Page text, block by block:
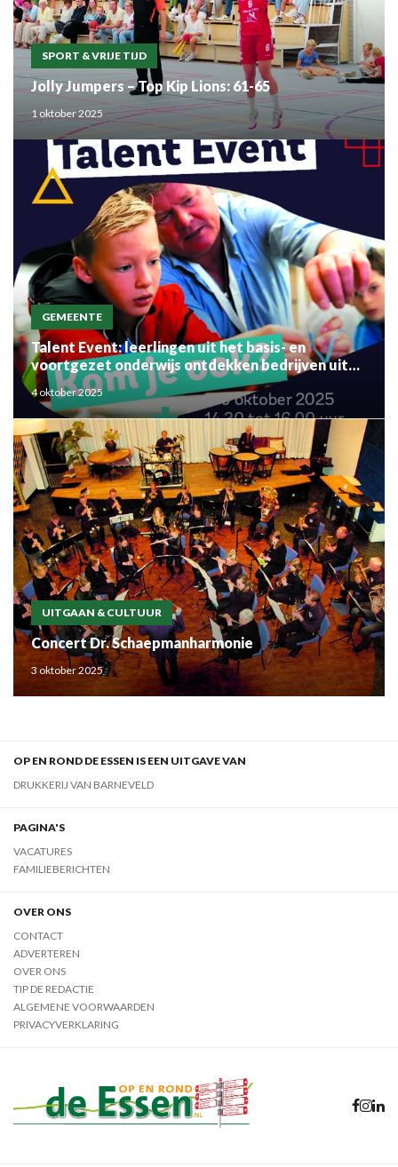
SPORT & VRIJE TIJD
Jolly Jumpers – Top Kip Lions: 61-65
1 oktober 2025
GEMEENTE
Talent Event: leerlingen uit het basis- en
voortgezet onderwijs ontdekken bedrijven uit
de regio
4 oktober 2025
UITGAAN & CULTUUR
Concert Dr. Schaepmanharmonie
3 oktober 2025
OP EN ROND DE ESSEN IS EEN UITGAVE VAN
DRUKKERIJ VAN BARNEVELD
PAGINA'S
VACATURES
FAMILIEBERICHTEN
OVER ONS
CONTACT
ADVERTEREN
OVER ONS
TIP DE REDACTIE
ALGEMENE VOORWAARDEN
PRIVACYVERKLARING